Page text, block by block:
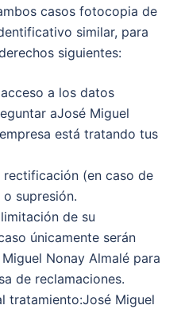
casos fotocopia de
similar, para
siguientes:
a los datos
aJosé Miguel
está tratando tus
(en caso de
supresión.
de su
únicamente serán
Nonay Almalé para
de reclamaciones.
tratamiento:José Miguel